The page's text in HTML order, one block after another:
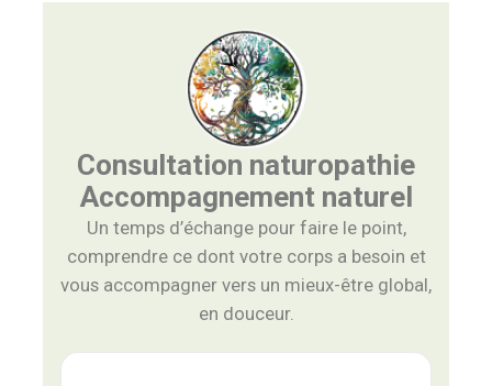
Consultation naturopathie
Accompagnement naturel
Un temps d’échange pour faire le point,
comprendre ce dont votre corps a besoin et
vous accompagner vers un mieux-être global,
en douceur.